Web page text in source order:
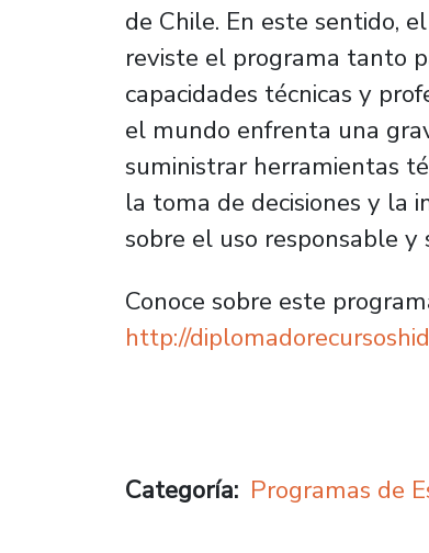
de Chile. En este sentido,
reviste el programa tanto
capacidades técnicas y
el mundo enfrenta una
suministrar herramientas
la toma de decisiones y la
sobre el uso responsable y
Conoce sobre este
http://
Categoría Programas de